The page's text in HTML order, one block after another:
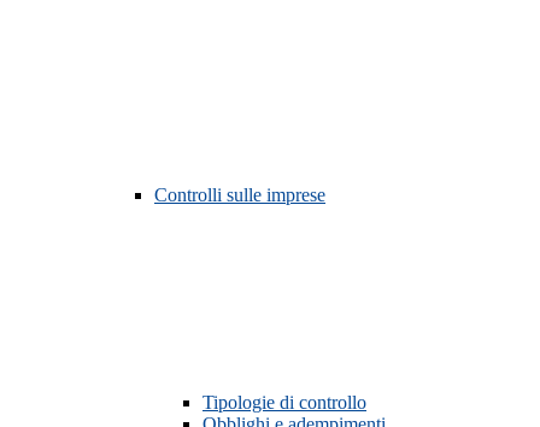
Controlli sulle imprese
Tipologie di controllo